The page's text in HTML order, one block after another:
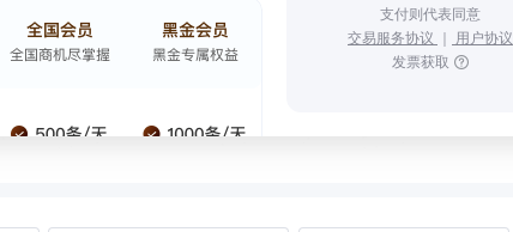
支付则代表同意
交易服务协议 ｜ 用户协议
发票获取